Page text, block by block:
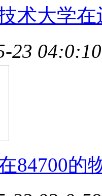
术大学在
23 04:0:10
84700的